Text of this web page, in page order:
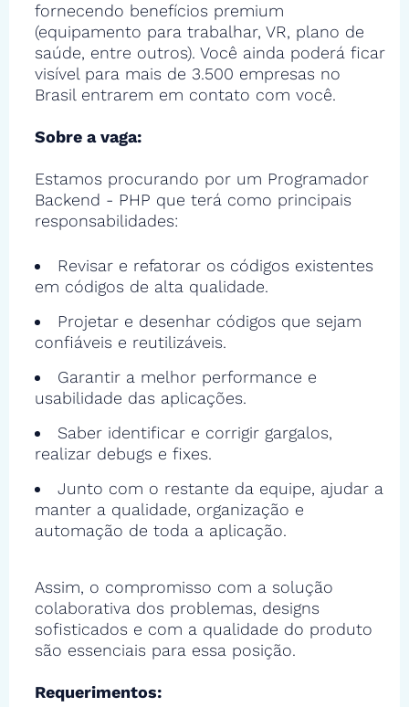
fornecendo benefícios premium
(equipamento para trabalhar, VR, plano de
saúde, entre outros). Você ainda poderá ficar
visível para mais de 3.500 empresas no
Brasil entrarem em contato com você.
Sobre a vaga:
Estamos procurando por um Programador
Backend - PHP que terá como principais
responsabilidades:
Revisar e refatorar os códigos existentes
em códigos de alta qualidade.
Projetar e desenhar códigos que sejam
confiáveis e reutilizáveis.
Garantir a melhor performance e
usabilidade das aplicações.
Saber identificar e corrigir gargalos,
realizar debugs e fixes.
Junto com o restante da equipe, ajudar a
manter a qualidade, organização e
automação de toda a aplicação.
Assim, o compromisso com a solução
colaborativa dos problemas, designs
sofisticados e com a qualidade do produto
são essenciais para essa posição.
Requerimentos: